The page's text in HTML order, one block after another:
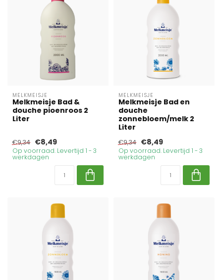
MELKMEISJE
Melkmeisje Bad &
douche pioenroos 2
Liter
€9,34 €8,49
Op voorraad. Levertijd 1 - 3
werkdagen
MELKMEISJE
Melkmeisje Bad en
douche
zonnebloem/melk 2
Liter
€9,34 €8,49
Op voorraad. Levertijd 1 - 3
werkdagen